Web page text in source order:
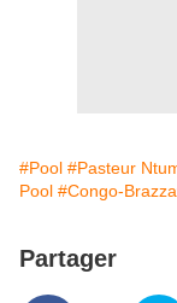
#Pool #Pasteur
Pool #Congo-
Partager